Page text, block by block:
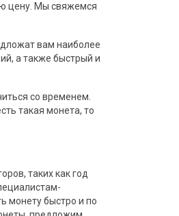
цену. Мы свяжемся
вам наиболее
а также быстрый и
со временем.
такая монета, то
таких как год
монету быстро и по